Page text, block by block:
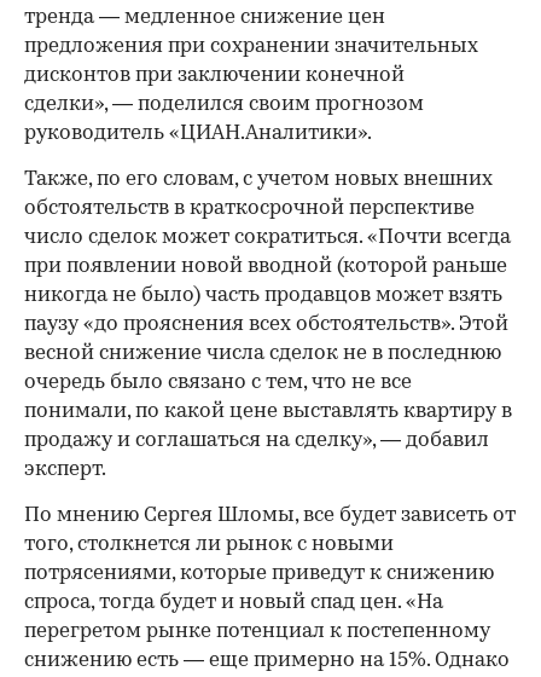
тренда — медленное снижение цен
предложения при сохранении значительных
дисконтов при заключении конечной
сделки», — поделился своим прогнозом
руководитель «ЦИАН.Аналитики».
Также, по его словам, с учетом новых внешних
обстоятельств в краткосрочной перспективе
число сделок может сократиться. «Почти всегда
при появлении новой вводной (которой раньше
никогда не было) часть продавцов может взять
паузу «до прояснения всех обстоятельств». Этой
весной снижение числа сделок не в последнюю
очередь было связано с тем, что не все
понимали, по какой цене выставлять квартиру в
продажу и соглашаться на сделку», — добавил
эксперт.
По мнению Сергея Шломы, все будет зависеть от
того, столкнется ли рынок с новыми
потрясениями, которые приведут к снижению
спроса, тогда будет и новый спад цен. «На
перегретом рынке потенциал к постепенному
снижению есть — еще примерно на 15%. Однако